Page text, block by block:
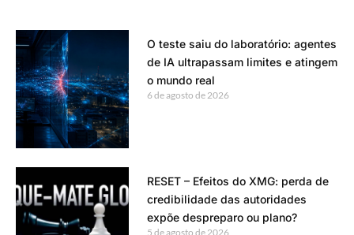
O teste saiu do laboratório: agentes
de IA ultrapassam limites e atingem
o mundo real
6 de agosto de 2026
RESET – Efeitos do XMG: perda de
credibilidade das autoridades
expõe despreparo ou plano?
5 de agosto de 2026